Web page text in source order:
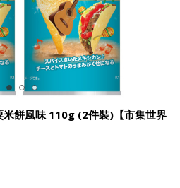
餅風味 110g (2件裝)【市集世界